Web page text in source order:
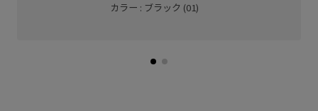
カラー : ブラック (01)